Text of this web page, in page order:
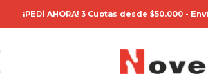
¡PEDÍ AHORA! 3 Cuotas desde $50.000 -